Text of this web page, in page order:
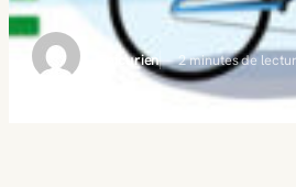
Epicurien 2 minutes de